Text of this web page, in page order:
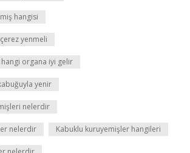
hangisi
yenmeli
organa iyi gelir
yenir
nelerdir
nelerdir Kabuklu kuruyemişler hangileri